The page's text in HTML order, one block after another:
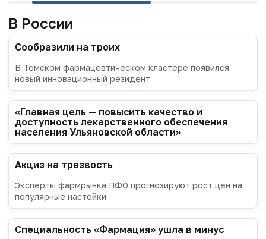
В России
Сообразили на троих
В Томском фармацевтическом кластере появился
новый инновационный резидент
«Главная цель — повысить качество и
доступность лекарственного обеспечения
населения Ульяновской области»
Акциз на трезвость
Эксперты фармрынка ПФО прогнозируют рост цен на
популярные настойки
Специальность «Фармация» ушла в минус